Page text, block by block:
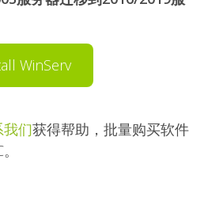
WinServ
们获得帮助，批量购买软件